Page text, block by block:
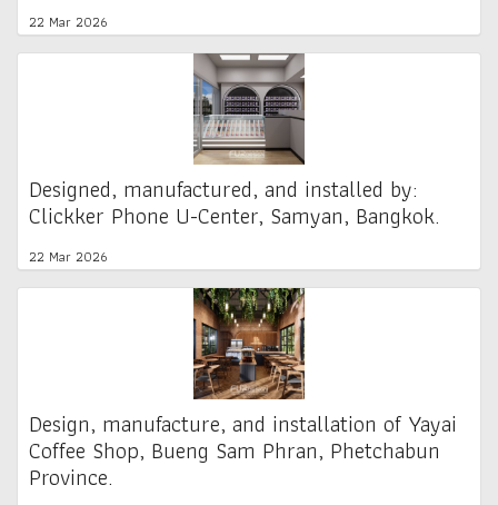
22 Mar 2026
Designed, manufactured, and installed by:
Clickker Phone U-Center, Samyan, Bangkok.
22 Mar 2026
Design, manufacture, and installation of Yayai
Coffee Shop, Bueng Sam Phran, Phetchabun
Province.